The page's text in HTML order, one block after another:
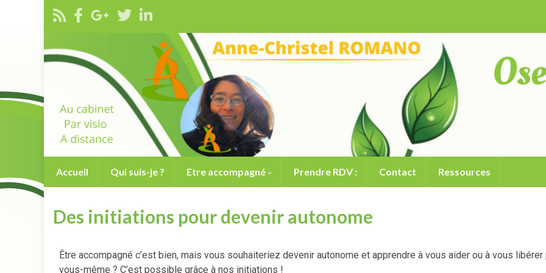
Accueil Qui suis-je ? Etre accompagné Prendre RDV : Contact Ressources
Des initiations pour devenir autonome
Être accompagné c’est bien, mais vous souhaiteriez devenir autonome et apprendre à vous aider ou à vous libérer
vous-même ? C’est possible grâce à nos initiations !